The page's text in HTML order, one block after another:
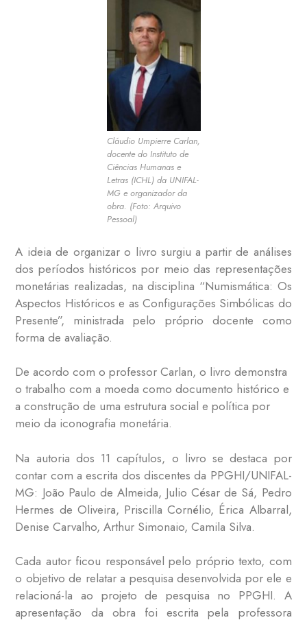
Cláudio Umpierre Carlan,
docente do Instituto de
Ciências Humanas e
Letras (ICHL) da UNIFAL-
MG e organizador da
obra. (Foto: Arquivo
Pessoal)
A ideia de organizar o livro surgiu a partir de análises
dos períodos históricos por meio das representações
monetárias realizadas, na disciplina “Numismática: Os
Aspectos Históricos e as Configurações Simbólicas do
Presente”, ministrada pelo próprio docente como
forma de avaliação.
De acordo com o professor Carlan, o livro demonstra
o trabalho com a moeda como documento histórico e
a construção de uma estrutura social e política por
meio da iconografia monetária.
Na autoria dos 11 capítulos, o livro se destaca por
contar com a escrita dos discentes da PPGHI/UNIFAL-
MG: João Paulo de Almeida, Julio César de Sá, Pedro
Hermes de Oliveira, Priscilla Cornélio, Érica Albarral,
Denise Carvalho, Arthur Simonaio, Camila Silva.
Cada autor ficou responsável pelo próprio texto, com
o objetivo de relatar a pesquisa desenvolvida por ele e
relacioná-la ao projeto de pesquisa no PPGHI. A
apresentação da obra foi escrita pela professora